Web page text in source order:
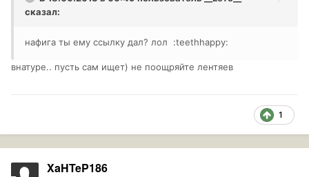
сказал:
нафига ты ему ссылку дал? лол :teethhappy:
внатуре.. пусть сам ищет) не поощряйте лентяев
1
XaHTeP186